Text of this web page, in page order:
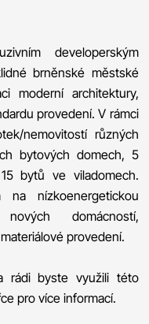
developerským
brněnské městské
moderní architektury,
provedení. V rámci
nemovitostí různých
bytových domech, 5
bytů ve viladomech.
nízkoenergetickou
domácností,
provedení.
rádi byste využili této
pro více informací.